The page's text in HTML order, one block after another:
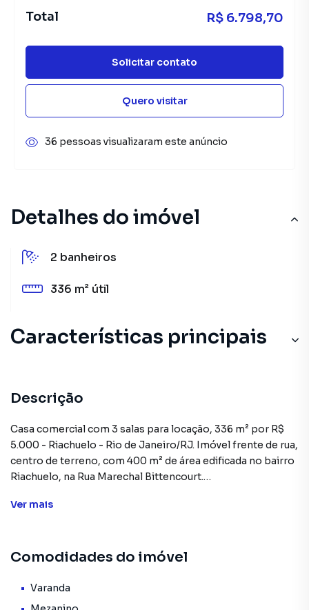
Detalhes do imóvel
2 banheiros
336 m² útil
Características principais
Descrição
Casa comercial com 3 salas para locação, 336 m² por R$
5.000 - Riachuelo - Rio de Janeiro/RJ. Imóvel frente de rua,
centro de terreno, com 400 m² de área edificada no bairro
Riachuelo, na Rua Marechal Bittencourt.
COMERCIAL, tem cozinha industrial, com 4 cozinhas,
cozinha : 50 m². Quarta cozinha:70 m². Todas com azulejos
quartos, banheiro social, lavabo e lavanderia de 20 m² e
uma vaga de garagem. Imóvel bom pra cozinhas industriais,
Ver mais
Comodidades do imóvel
Varanda
Total R$ 6.798,70
Solicitar contato
Quero visitar
36 pessoas visualizaram este anúncio